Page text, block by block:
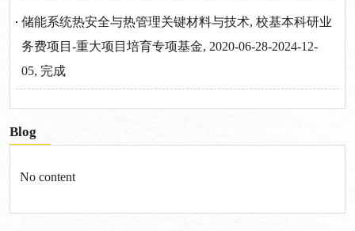
储能系统热安全与热管理关键材料与技术, 校基本科研业
务费项目-重大项目培育专项基金, 2020-06-28-2024-12-
05, 完成
Blog
No content